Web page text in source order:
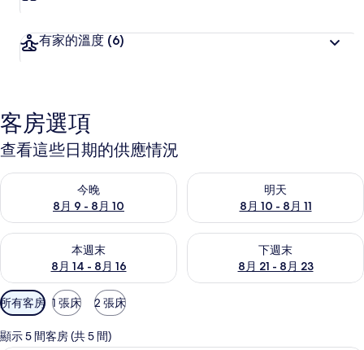
有家的溫度 (6)
客房選項
查看這些日期的供應情況
今晚
8月 9 - 8月 10
查看今晚 (8月 9 - 8月 10) 的供應情況
明天
8月 10 - 8月 11
查看明天 (8月 10 - 8月 11) 的
本週末
8月 14 - 8月 16
查看本週末 (8月 14 - 8月 16) 的供應情況
下週末
8月 21 - 8月 23
查看下週末 (8月 21 - 8月 23)
可
用
的
所有客房 1 張床 2 張床
顯示 5 間客房 (共 5 間)